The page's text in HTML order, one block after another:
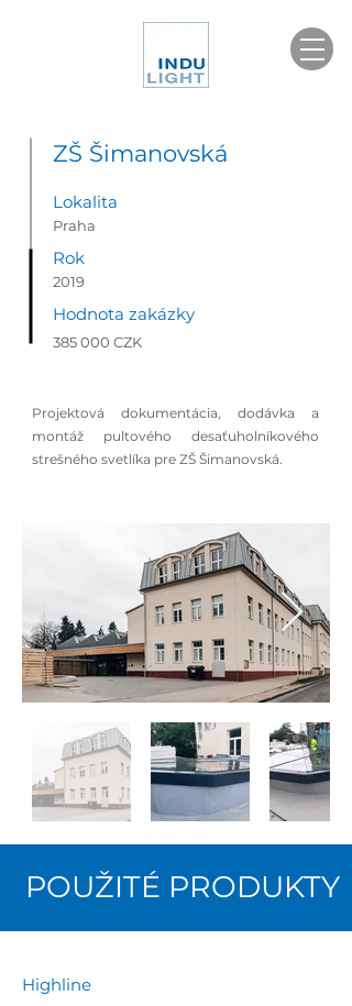
ZŠ Šimanovská
Lokalita
Praha
Rok
2019
Hodnota zakázky
385 000 CZK
Projektová dokumentácia, dodávka a
montáž pultového desaťuholníkového
strešného svetlíka pre ZŠ Šimanovská.
POUŽITÉ PRODUKTY
Highline